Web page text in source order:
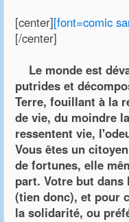
[center][font=comic
[/center]
Le monde est
putrides et
Terre, fouillant à la
de vie, du moindre
ressentent vie,
Vous êtes un
de fortunes, elle
part. Votre but
(tien donc), et pour
la solidarité, ou